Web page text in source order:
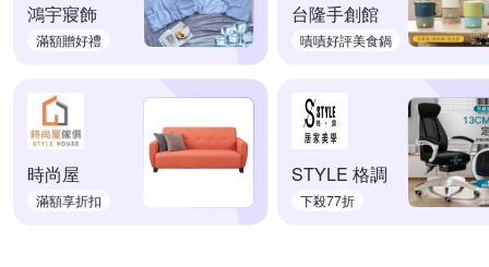
鴻宇寢飾
滿額贈好禮
台隆手創館
嘖嘖好評美食鍋
時尚屋
滿額享折扣
STYLE 格調
下殺77折